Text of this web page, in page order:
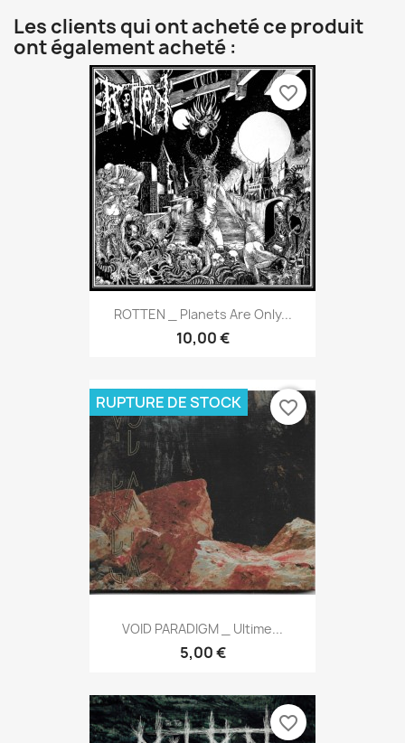
Les clients qui ont acheté ce produit
ont également acheté :
ROTTEN _ Planets Are Only...
10,00 €
favorite_border
VOID PARADIGM _ Ultime...
5,00 €
RUPTURE DE STOCK favorite_border
favorite_border